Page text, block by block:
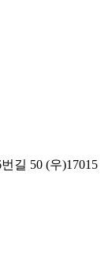
길 50 (우)17015